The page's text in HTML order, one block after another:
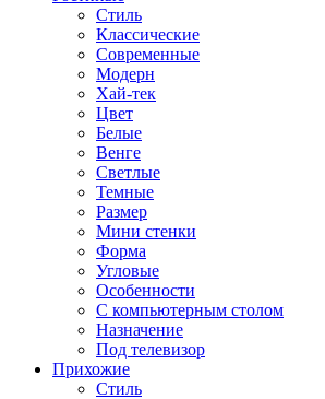
Стиль
Классические
Современные
Модерн
Хай-тек
Цвет
Белые
Венге
Светлые
Темные
Размер
Мини стенки
Форма
Угловые
Особенности
С компьютерным столом
Назначение
Под телевизор
Прихожие
Стиль